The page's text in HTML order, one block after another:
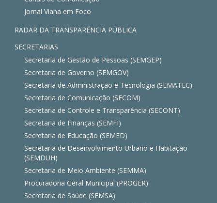
Jornal Viana em Foco
RADAR DA TRANSPARÊNCIA PÚBLICA
SECRETARIAS
Secretaria de Gestão de Pessoas (SEMGEP)
Secretaria de Governo (SEMGOV)
Secretaria de Administração e Tecnologia (SEMATEC)
Secretaria de Comunicação (SECOM)
Secretaria de Controle e Transparência (SECONT)
Secretaria de Finanças (SEMFI)
Secretaria de Educação (SEMED)
Secretaria de Desenvolvimento Urbano e Habitação
(SEMDUH)
Secretaria de Meio Ambiente (SEMMA)
Procuradoria Geral Municipal (PROGER)
Secretaria de Saúde (SEMSA)